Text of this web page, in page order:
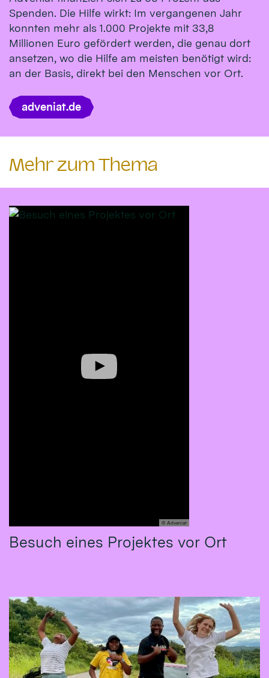
Spenden. Die Hilfe wirkt: Im vergangenen Jahr
konnten mehr als 1.000 Projekte mit 33,8
Millionen Euro gefördert werden, die genau dort
ansetzen, wo die Hilfe am meisten benötigt wird:
an der Basis, direkt bei den Menschen vor Ort.
adveniat.de
Mehr zum Thema
© Adveniat
Besuch eines Projektes vor Ort